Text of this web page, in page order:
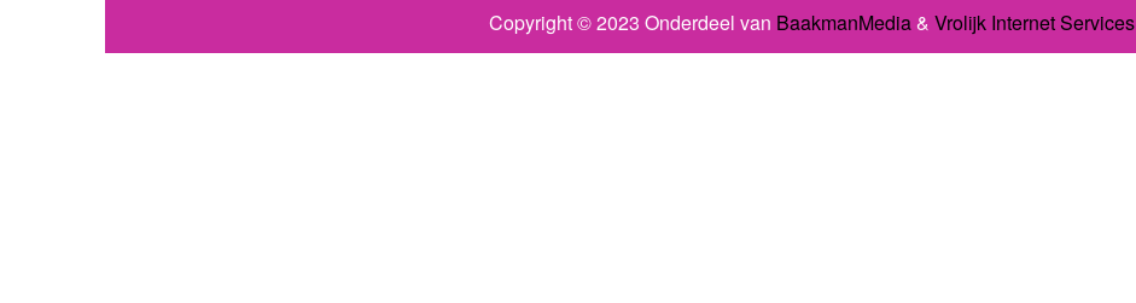
Copyright © 2023 Onderdeel van BaakmanMedia& Vrolijk Internet Services